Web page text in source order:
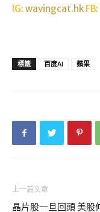
IG: wavingcat.hk FB:
標籤 百度AI 蘋果
上一篇文章
晶片股一旦回頭 美股